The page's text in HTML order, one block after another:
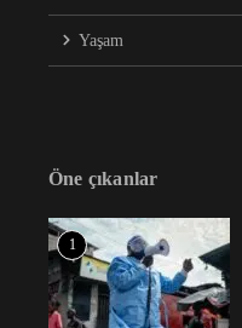
Yaşam
Öne çıkanlar
1